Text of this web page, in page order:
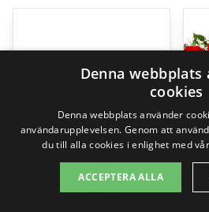
Denna webbplats
cookies
Denna webbplats använder
användarupplevelsen. Genom att
du till alla cookies i enlighet med
ACCEPTERA ALLA